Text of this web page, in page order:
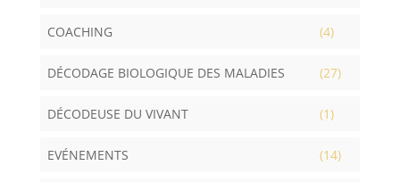
COACHING (4)
DÉCODAGE BIOLOGIQUE DES MALADIES (27)
DÉCODEUSE DU VIVANT (1)
EVÉNEMENTS (14)